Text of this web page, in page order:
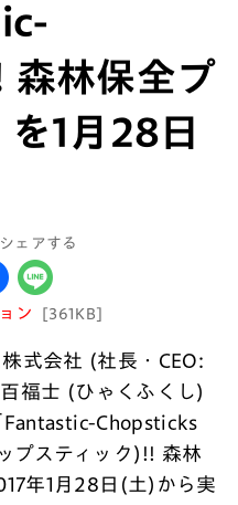
林保全プ
1月28日
ェアする
ン [361KB]
式会社 (社長・CEO:
福士 (ひゃくふくし)
Fantastic-Chopsticks
プスティック)!! 森林
年1月28日(土)から実